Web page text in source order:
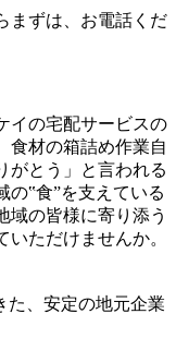
まずは、お電話くだ
イの宅配サービスの
食材の箱詰め作業自
がとう」と言われる
の‟食”を支えている
域の皆様に寄り添う
ただけませんか。
た、安定の地元企業